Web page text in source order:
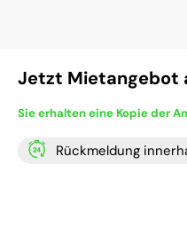
Jetzt Mietangebot
Sie erhalten eine Kopie der
Rückmeldung